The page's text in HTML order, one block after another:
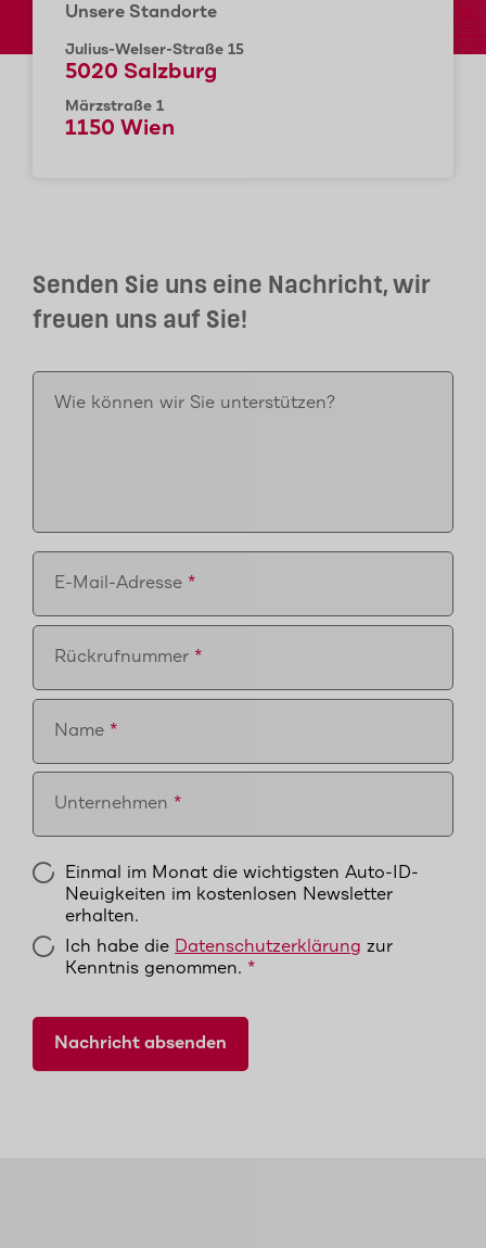
Unsere Standorte
Julius-Welser-Straße 15
5020 Salzburg
Märzstraße 1
1150 Wien
Senden Sie uns eine Nachricht, wir
freuen uns auf Sie!
Wie können wir Sie unterstützen?
E-Mail-Adresse
Rückrufnummer
Name
Unternehmen
Einmal im Monat die wichtigsten Auto-ID-
Neuigkeiten im kostenlosen Newsletter
erhalten.
Ich habe die Datenschutzerklärung zur
Kenntnis genommen.